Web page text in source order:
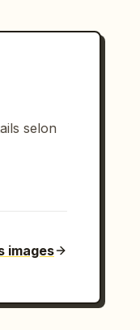
selon
images